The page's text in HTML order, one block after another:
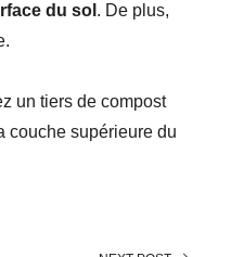
du sol . De plus,
un tiers de compost
couche supérieure du